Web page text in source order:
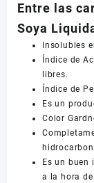
Entre las
Soya
Insolubles
Índice de
libres.
Índice de
Es un
Color
Es un
a la hora